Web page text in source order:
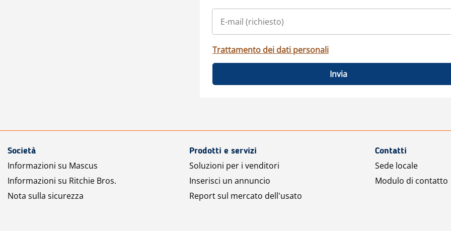
Trattamento dei dati personali
Invia
Società
Informazioni su Mascus
Informazioni su Ritchie Bros.
Nota sulla sicurezza
Prodotti e servizi
Soluzioni per i venditori
Inserisci un annuncio
Report sul mercato dell'usato
Contatti
Sede locale
Modulo di contatto